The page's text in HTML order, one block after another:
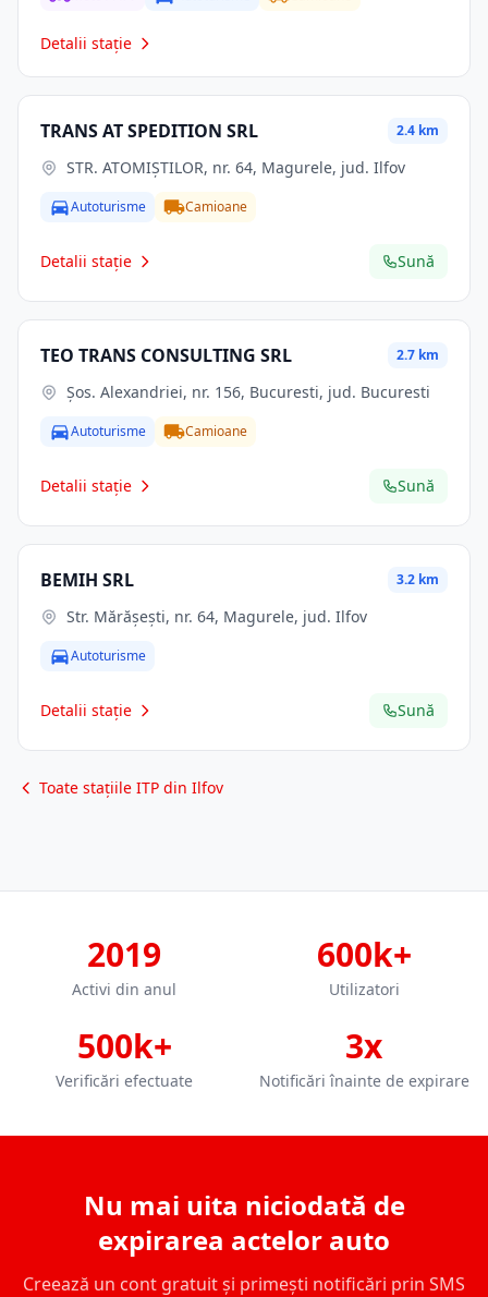
Detalii stație
TRANS AT SPEDITION SRL 2.4 km
STR. ATOMIŞTILOR, nr. 64, Magurele, jud. Ilfov
Autoturisme Camioane
Detalii stație Sună
TEO TRANS CONSULTING SRL 2.7 km
Şos. Alexandriei, nr. 156, Bucuresti, jud. Bucuresti
Autoturisme Camioane
Detalii stație Sună
BEMIH SRL 3.2 km
Str. Mărăşeşti, nr. 64, Magurele, jud. Ilfov
Autoturisme
Detalii stație Sună
Toate stațiile ITP din Ilfov
2019
Activi din anul
600k+
Utilizatori
500k+
Verificări efectuate
3x
Notificări înainte de expirare
Nu mai uita niciodată de
expirarea actelor auto
Creează un cont gratuit și primești notificări prin SMS